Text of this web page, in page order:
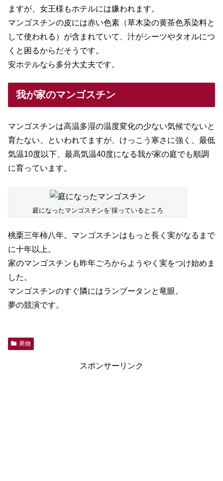
ますが、女王様もホテルには嫌われます。
マンゴスチンの皮には赤い色素（草木染の黄茶色系染料と
して使われる）が含まれていて、汁がシーツやタオルにつ
くと困るからだそうです。
安ホテルなら多分大丈夫です。
我が家のマンゴスチン
マンゴスチンは高温多湿の温度変化の少ない気候でないと
育たない、といわれてますが、けっこう寒さに強く、最低
気温10度以下、最高気温40度になる我が家の庭でも順調
に育っています。
庭になったマンゴスチンを’採っているところ
桃栗三年柿八年。マンゴスチンはもっと長く実がなるまで
に十年以上。
家のマンゴスチンも昨年ごろからようやく実をつけ始めま
した。
マンゴスチンのすぐ隣にはランブータンと竜眼。
夢の競演です。
果物
スポンサーリンク